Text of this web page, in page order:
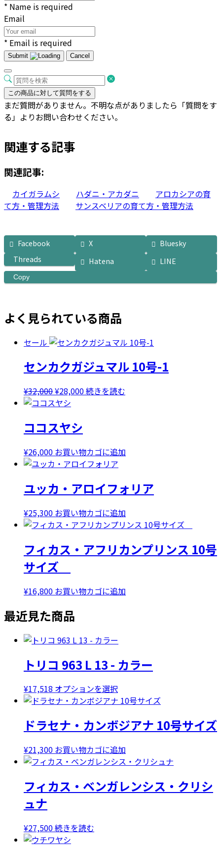
* Name is required
Email
* Email is required
Submit Cancel
この商品に対して質問をする
まだ質問がありません。不明な点がありましたら「質問をす
る」よりお問い合わせください。
関連する記事
関連記事:
カイガラムシ ハダニ・アカダニ
アロカシアの育
て方・管理方法
サンスベリアの育て方・管理方法
Facebook X
Bluesky
Threads
Hatena LINE
Copy
よく見られている商品
セール
センカクガジュマル 10号-1
¥32,000元
の
格
は
¥32,000
で
た。
¥28,000現
は
¥28,000
す。
続きを読む
ココスヤシ
¥26,000 お買い物カゴに追加
ユッカ・アロイフォリア
¥25,300 お買い物カゴに追加
フィカス・アフリカンプリンス 10号
サイズ
¥16,800 お買い物カゴに追加
最近見た商品
トリコ 963 L 13 - カラー
¥17,518 オプションを選択
の
品
に
は
複
の
バ
ドラセナ・カンボジアナ 10号サイズ
¥21,300 お買い物カゴに追加
フィカス・ベンガレンシス・クリシ
ュナ
¥27,500続きを読む